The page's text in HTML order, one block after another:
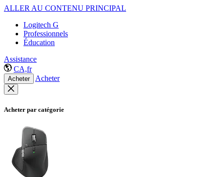
ALLER AU CONTENU PRINCIPAL
Logitech G
Professionnels
Éducation
Assistance
CA,fr
Acheter Acheter
Acheter par catégorie